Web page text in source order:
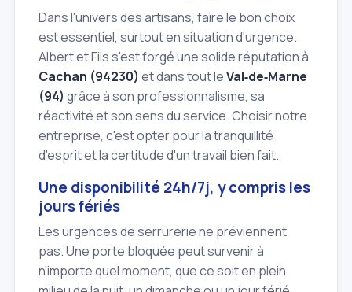
Dans l'univers des artisans, faire le bon choix
est essentiel, surtout en situation d'urgence.
Albert et Fils s'est forgé une solide réputation à
Cachan (94230) et dans tout leVal‑de‑Marne
(94) grâce à son professionnalisme, sa
réactivité et son sens du service. Choisir notre
entreprise, c'est opter pour la tranquillité
d'esprit et la certitude d'un travail bien fait.
Une disponibilité 24h/7j, y compris les
jours fériés
Les urgences de serrurerie ne préviennent
pas. Une porte bloquée peut survenir à
n'importe quel moment, que ce soit en plein